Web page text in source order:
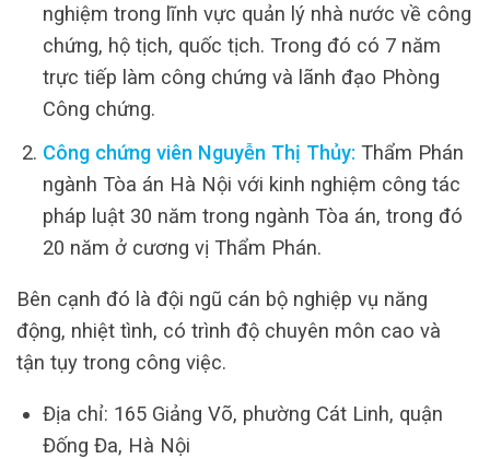
nghiệm trong lĩnh vực quản lý nhà nước về công
chứng, hộ tịch, quốc tịch. Trong đó có 7 năm
trực tiếp làm công chứng và lãnh đạo Phòng
Công chứng.
Công chứng viên Nguyễn Thị Thủy: Thẩm Phán
ngành Tòa án Hà Nội với kinh nghiệm công tác
pháp luật 30 năm trong ngành Tòa án, trong đó
20 năm ở cương vị Thẩm Phán.
Bên cạnh đó là đội ngũ cán bộ nghiệp vụ năng
động, nhiệt tình, có trình độ chuyên môn cao và
tận tụy trong công việc.
Địa chỉ: 165 Giảng Võ, phường Cát Linh, quận
Đống Đa, Hà Nội